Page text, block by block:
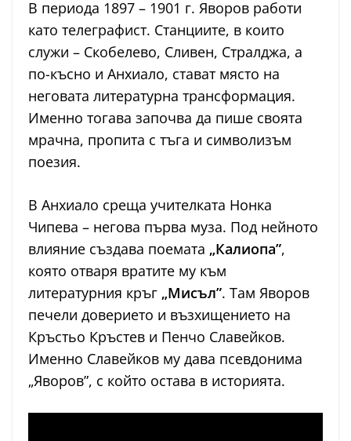
В периода 1897 – 1901 г. Яворов работи
като телеграфист. Станциите, в които
служи – Скобелево, Сливен, Стралджа, а
по-късно и Анхиало, стават място на
неговата литературна трансформация.
Именно тогава започва да пише своята
мрачна, пропита с тъга и символизъм
поезия.
В Анхиало среща учителката Нонка
Чипева – негова първа муза. Под нейното
влияние създава поемата „Калиопа”,
която отваря вратите му към
литературния кръг „Мисъл”. Там Яворов
печели доверието и възхищението на
Кръстьо Кръстев и Пенчо Славейков.
Именно Славейков му дава псевдонима
„Яворов”, с който остава в историята.